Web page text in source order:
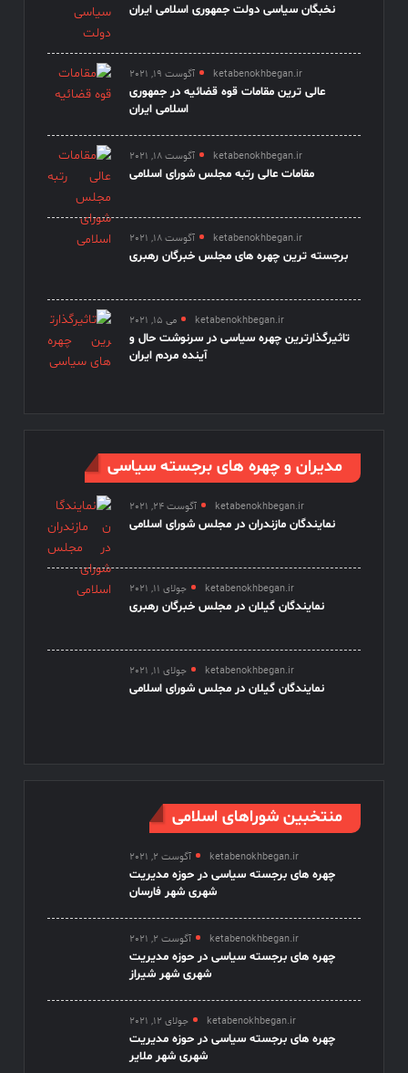
نخبگان سیاسی دولت جمهوری اسلامی ایران
ketabenokhbegan.ir آگوست 19, 2021
عالی ترین مقامات قوه قضائیه در جمهوری
اسلامی ایران
ketabenokhbegan.ir آگوست 18, 2021
مقامات عالی رتبه مجلس شورای اسلامی
ketabenokhbegan.ir آگوست 18, 2021
برجسته ترین چهره های مجلس خبرگان رهبری
ketabenokhbegan.ir می 15, 2021
تاثیرگذارترین چهره سیاسی در سرنوشت حال و
آینده مردم ایران
مدیران و چهره های برجسته سیاسی
ketabenokhbegan.ir آگوست 24, 2021
نمایندگان مازندران در مجلس شورای اسلامی
ketabenokhbegan.ir جولای 11, 2021
نمایندگان گیلان در مجلس خبرگان رهبری
ketabenokhbegan.ir جولای 11, 2021
نمایندگان گیلان در مجلس شورای اسلامی
منتخبین شوراهای اسلامی
ketabenokhbegan.ir آگوست 2, 2021
چهره های برجسته سیاسی در حوزه مدیریت
شهری شهر فارسان
ketabenokhbegan.ir آگوست 2, 2021
چهره های برجسته سیاسی در حوزه مدیریت
شهری شهر شیراز
ketabenokhbegan.ir جولای 12, 2021
چهره های برجسته سیاسی در حوزه مدیریت
شهری شهر ملایر